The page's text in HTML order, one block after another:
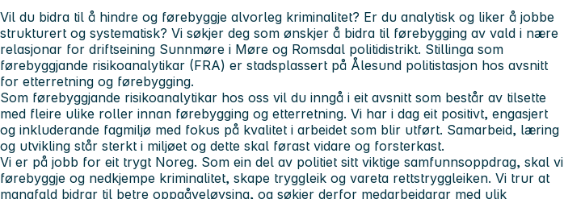
Vil du bidra til å hindre og førebyggje alvorleg kriminalitet? Er du analytisk og liker å jobbe
strukturert og systematisk? Vi søkjer deg som ønskjer å bidra til førebygging av vald i nære
relasjonar for driftseining Sunnmøre i Møre og Romsdal politidistrikt. Stillinga som
førebyggjande risikoanalytikar (FRA) er stadsplassert på Ålesund politistasjon hos avsnitt
for etterretning og førebygging.
Som førebyggjande risikoanalytikar hos oss vil du inngå i eit avsnitt som består av tilsette
med fleire ulike roller innan førebygging og etterretning. Vi har i dag eit positivt, engasjert
og inkluderande fagmiljø med fokus på kvalitet i arbeidet som blir utført. Samarbeid, læring
og utvikling står sterkt i miljøet og dette skal førast vidare og forsterkast.
Vi er på jobb for eit trygt Noreg. Som ein del av politiet sitt viktige samfunnsoppdrag, skal vi
førebyggje og nedkjempe kriminalitet, skape tryggleik og vareta rettstryggleiken. Vi trur at
mangfald bidrar til betre oppgåveløysing, og søkjer derfor medarbeidarar med ulik